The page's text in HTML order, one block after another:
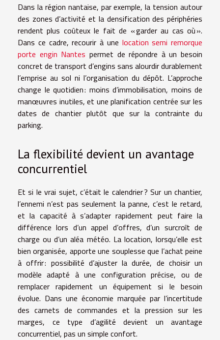
Dans la région nantaise, par exemple, la tension autour
des zones d’activité et la densification des périphéries
rendent plus coûteux le fait de « garder au cas où ».
Dans ce cadre, recourir à une location semi remorque
porte engin Nantes permet de répondre à un besoin
concret de transport d’engins sans alourdir durablement
l’emprise au sol ni l’organisation du dépôt. L’approche
change le quotidien : moins d’immobilisation, moins de
manœuvres inutiles, et une planification centrée sur les
dates de chantier plutôt que sur la contrainte du
parking.
La flexibilité devient un avantage
concurrentiel
Et si le vrai sujet, c’était le calendrier ? Sur un chantier,
l’ennemi n’est pas seulement la panne, c’est le retard,
et la capacité à s’adapter rapidement peut faire la
différence lors d’un appel d’offres, d’un surcroît de
charge ou d’un aléa météo. La location, lorsqu’elle est
bien organisée, apporte une souplesse que l’achat peine
à offrir : possibilité d’ajuster la durée, de choisir un
modèle adapté à une configuration précise, ou de
remplacer rapidement un équipement si le besoin
évolue. Dans une économie marquée par l’incertitude
des carnets de commandes et la pression sur les
marges, ce type d’agilité devient un avantage
concurrentiel, pas un simple confort.